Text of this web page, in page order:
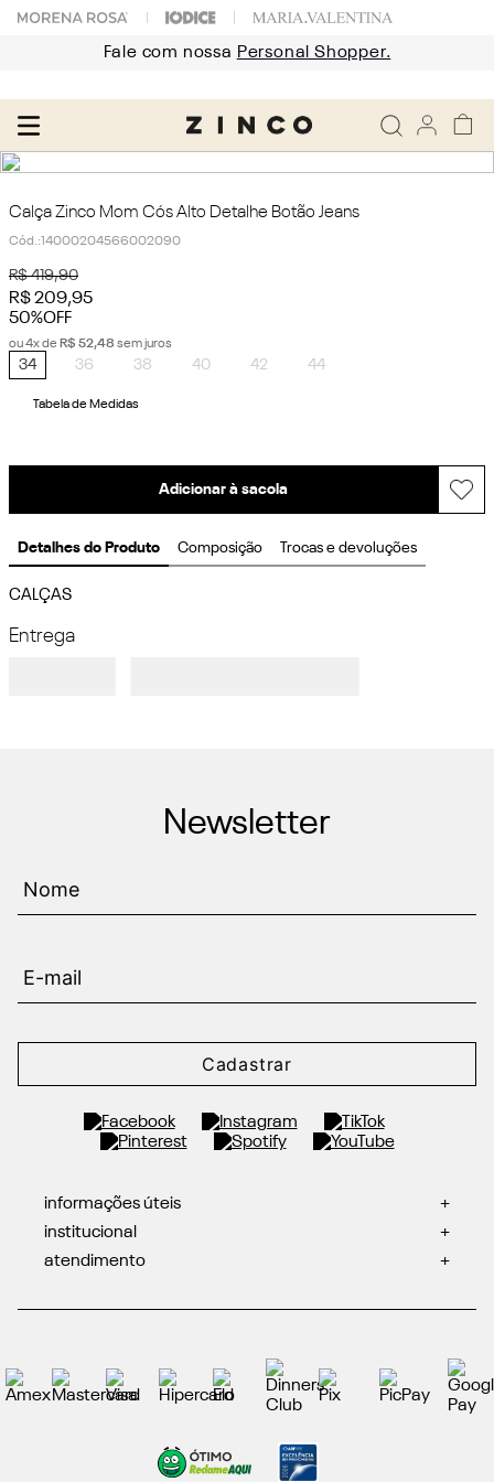
Fale com nossa Personal Shopper.
Calça Zinco Mom Cós Alto Detalhe Botão Jeans
Cód.:14000204566002090
R$ 419,90
R$209,95
50%OFF
ou4x de R$ 52,48 sem juros
34 36 38 40 42 44
Tabela de Medidas
Adicionar à sacola
Detalhes do Produto Composição Trocas e devoluções
CALÇAS
Entrega
Newsletter
Cadastrar
informações úteis
+
institucional
+
atendimento
+